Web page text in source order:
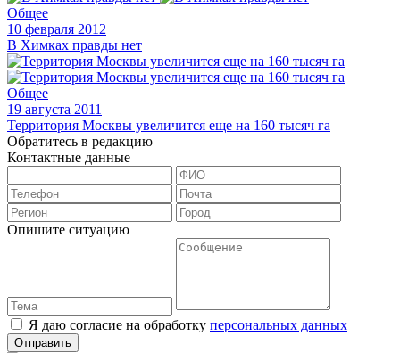
Общее
10 февраля 2012
В Химках правды нет
Общее
19 августа 2011
Территория Москвы увеличится еще на 160 тысяч га
Обратитесь в редакцию
Контактные данные
Опишите ситуацию
Я даю согласие на обработку персональных данных